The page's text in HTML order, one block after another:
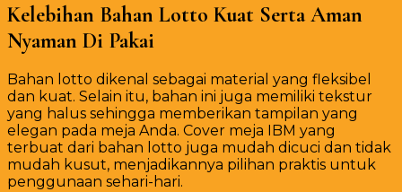
Kelebihan Bahan Lotto Kuat Serta Aman
Nyaman Di Pakai
Bahan lotto dikenal sebagai material yang fleksibel
dan kuat. Selain itu, bahan ini juga memiliki tekstur
yang halus sehingga memberikan tampilan yang
elegan pada meja Anda. Cover meja IBM yang
terbuat dari bahan lotto juga mudah dicuci dan tidak
mudah kusut, menjadikannya pilihan praktis untuk
penggunaan sehari-hari.